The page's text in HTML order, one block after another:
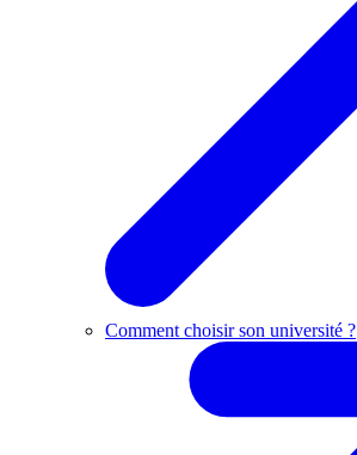
Comment choisir son université ?